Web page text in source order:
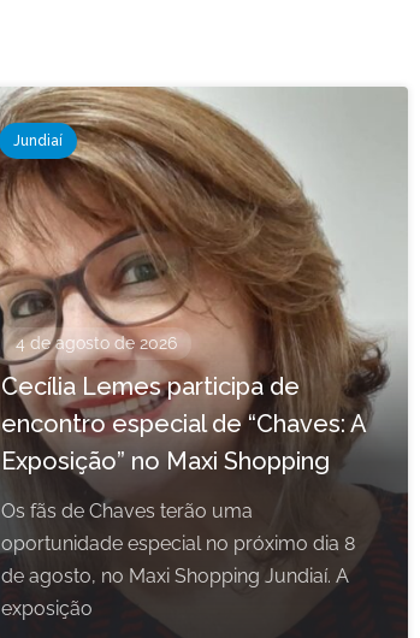
Jundiaí
4 de agosto de 2026
Cecília Lemes participa de
encontro especial de “Chaves: A
Exposição” no Maxi Shopping
Os fãs de Chaves terão uma
oportunidade especial no próximo dia 8
de agosto, no Maxi Shopping Jundiaí. A
exposição